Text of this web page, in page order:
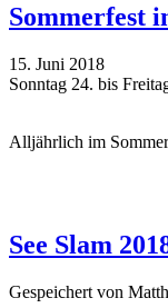
Sommerfest
15. Juni 2018
Sonntag 24. bis
Alljährlich im
See Slam
Gespeichert von